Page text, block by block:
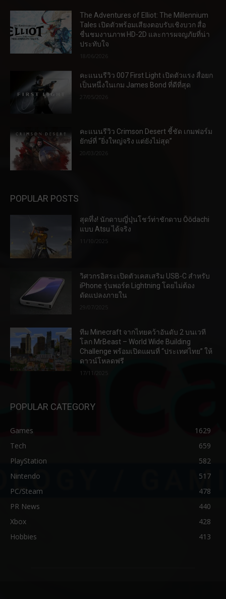
The Adventures of Elliot: The Millennium
Tales เปิดตัวพร้อมเสียงตอบรับเชิงบวก สื่อ
ชื่นชมงานภาพ HD-2D และการผจญภัยที่น่า
ประทับใจ
18/06/2026
คะแนนรีวิว 007 First Light เปิดตัวแรง สื่อยก
เป็นหนึ่งในเกม James Bond ที่ดีที่สุด
27/05/2026
คะแนนรีวิว Crimson Desert ชี้ชัด เกมฟอร์ม
ยักษ์ที่ “ยิ่งใหญ่จริง แต่ยังไม่สุด”
20/03/2026
POPULAR POSTS
สุดทึ่ง! นักดาบญี่ปุ่นโชว์ท่าชักดาบ Ōōdachi
แบบ Atsu ได้จริง
11/10/2025
วิศวกรอิสระเปิดตัวเคสเสริม USB-C สำหรับ
iPhone รุ่นพอร์ต Lightning โดยไม่ต้อง
ดัดแปลงภายใน
ทีม Minecraft จากไทยคว้าอันดับ 2 บนเวที
โลก MrBeast – World Wide Building
Challenge พร้อมเปิดแผนที่ “ประเทศไทย” ให้
ดาวน์โหลดฟรี
17/11/2025
POPULAR CATEGORY
Games
1629
Tech
659
PlayStation
582
Nintendo
517
PC/Steam
478
PR News
440
Xbox
428
Hobbies
413